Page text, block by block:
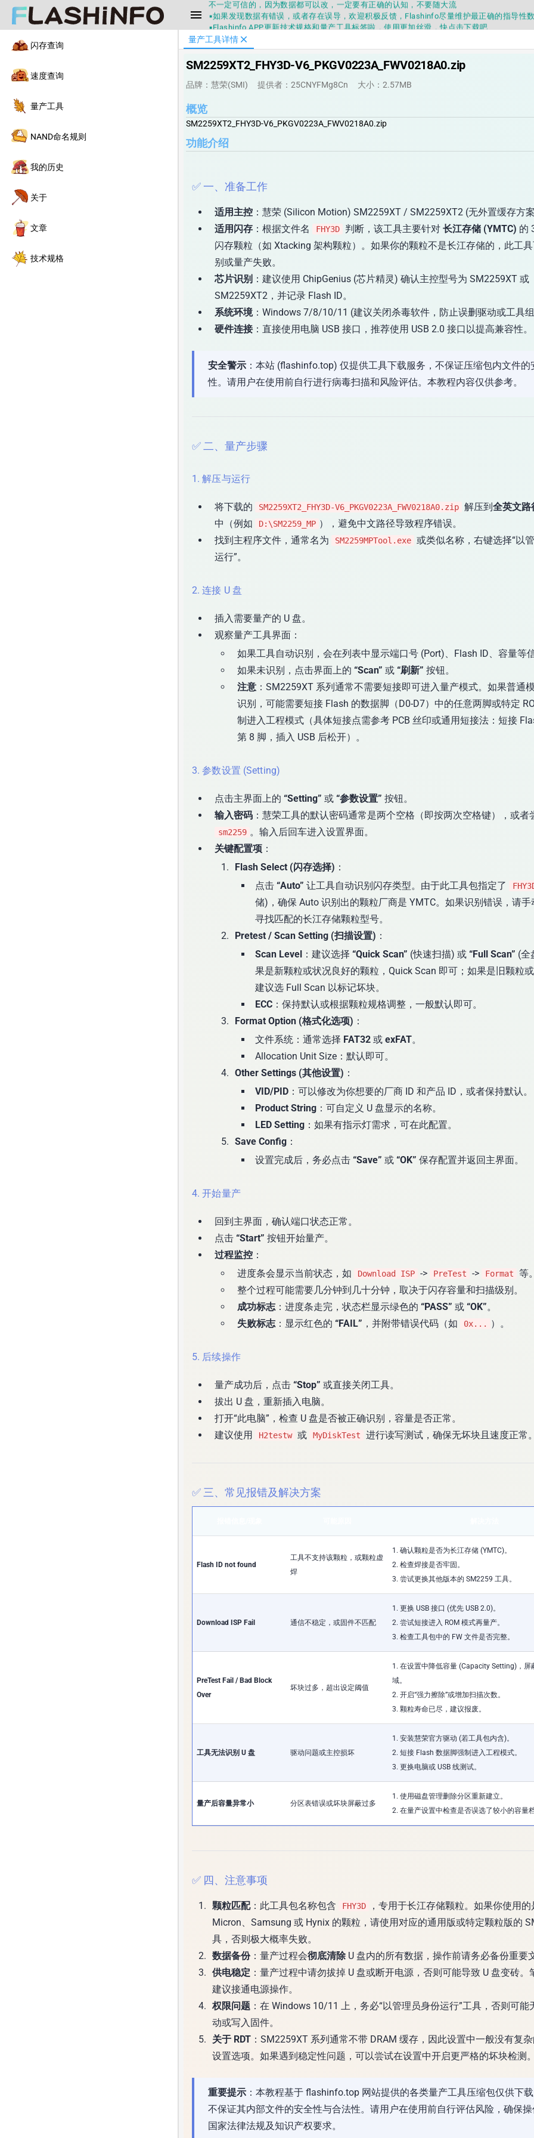
menu
▪如果发现数据有错误，或者存在误导，欢迎积极反馈，Flashinfo尽量维护最正确的指导性
▪Flashinfo APP更新技术规格和量产工具标签啦，使用更加丝滑，快点击下载吧
▪兄弟们没事不要乱下载量产工具，过分了下载服务会暂停一段时间才能恢复
▪Flashinfo提供的所有数据仅供参考，DIY本来就有不确定性，任何第三方工具提供的数据
▪如果发现数据有错误，或者存在误导，欢迎积极反馈，Flashinfo尽量维护最正确的指导性
闪存查询
速度查询
量产工具
NAND命名规则
我的历史
关于
文章
技术规格
SM2259XT2_FHY3D-V6_PKGV0223A_FWV0218A0.zip
品牌：慧荣(SMI) 提供者：25CNYFMg8Cn 大小：2.57MB
概览
SM2259XT2_FHY3D-V6_PKGV0223A_FWV0218A0.zip
功能介绍
✅ 一、准备工作
适用主控 ：慧荣 (Silicon Motion) SM2259XT / SM2259XT2 (无外置缓存方
适用闪存 ：根据文件名 FHY3D 判断，该工具主要针对长江存储 (YMTC) 的
闪存颗粒（如 Xtacking 架构颗粒）。如果你的颗粒不是长江存储的，此工
别或量产失败。
芯片识别 ：建议使用 ChipGenius (芯片精灵) 确认主控型号为 SM2259XT 或
SM2259XT2，并记录 Flash ID。
系统环境：Windows 7/8/10/11 (建议关闭杀毒软件，防止误删驱动或工具
硬件连接：直接使用电脑 USB 接口，推荐使用 USB 2.0 接口以提高兼容性。
安全警示 ：本站 (flashinfo.top) 仅提供工具下载服务，不保证压缩包内文件的
性。请用户在使用前自行进行病毒扫描和风险评估。本教程内容仅供参考。
✅ 二、量产步骤
1. 解压与运行
将下载的 SM2259XT2_FHY3D-V6_PKGV0223A_FWV0218A0.zip 解压到全英文路
中（例如
D:\SM2259_MP ），避免中文路径导致程序错误。
找到主程序文件，通常名为
SM2259MPTool.exe 或类似名称，右键选择“以
运行”。
2. 连接 U 盘
插入需要量产的 U 盘。
观察量产工具界面：
如果工具自动识别，会在列表中显示端口号 (Port)、Flash ID、容量等
如果未识别，点击界面上的 “Scan” 或 “刷新” 按钮。
注意 ：SM2259XT 系列通常不需要短接即可进入量产模式。如果普通
识别，可能需要短接 Flash 的数据脚（D0-D7）中的任意两脚或特定
制进入工程模式（具体短接点需参考 PCB 丝印或通用短接法：短接
第 8 脚，插入 USB 后松开）。
3. 参数设置 (Setting)
点击主界面上的 “Setting” 或 “参数设置” 按钮。
输入密码 ：慧荣工具的默认密码通常是两个空格（即按两次空格键），或者
sm2259 。输入后回车进入设置界面。
关键配置项 ：
Flash Select (闪存选择) ：
点击 “Auto” 让工具自动识别闪存类型。由于此工具包指定了
储)，确保 Auto 识别出的颗粒厂商是 YMTC。如果识别错误，请
寻找匹配的长江存储颗粒型号。
Pretest / Scan Setting (扫描设置) ：
Scan Level ：建议选择 “Quick Scan” (快速扫描) 或 “Full Scan” (全
果是新颗粒或状况良好的颗粒，Quick Scan 即可；如果是旧颗粒
建议选 Full Scan 以标记坏块。
ECC ：保持默认或根据颗粒规格调整，一般默认即可。
Format Option (格式化选项) ：
文件系统：通常选择 FAT32 或 exFAT。
Allocation Unit Size：默认即可。
Other Settings (其他设置) ：
VID/PID ：可以修改为你想要的厂商 ID 和产品 ID，或者保持默认。
Product String ：可自定义 U 盘显示的名称。
LED Setting ：如果有指示灯需求，可在此配置。
Save Config ：
设置完成后，务必点击 “Save” 或 “OK” 保存配置并返回主界面。
4. 开始量产
回到主界面，确认端口状态正常。
点击 “Start” 按钮开始量产。
过程监控 ：
进度条会显示当前状态，如
Download ISP -> PreTest -> Format
等
整个过程可能需要几分钟到几十分钟，取决于闪存容量和扫描级别。
成功标志：进度条走完，状态栏显示绿色的 “PASS” 或 “OK”。
失败标志：显示红色的 “FAIL” ，并附带错误代码（如 0x... ）。
5. 后续操作
量产成功后，点击 “Stop” 或直接关闭工具。
拔出 U 盘，重新插入电脑。
打开“此电脑”，检查 U 盘是否被正确识别，容量是否正常。
建议使用
H2testw 或 MyDiskTest 进行读写测试，确保无坏块且速度正常
✅ 三、常见报错及解决方案
Flash ID not found
工具不支持该颗粒，或颗粒虚
焊
1. 确认颗粒是否为长江存储 (YMTC)。
2. 检查焊接是否牢固。
3. 尝试更换其他版本的 SM2259 工具。
Download ISP Fail 通信不稳定，或固件不匹配
1. 更换 USB 接口 (优先 USB 2.0)。
2. 尝试短接进入 ROM 模式再量产。
3. 检查工具包中的 FW 文件是否完整。
PreTest Fail / Bad Block
Over
坏块过多，超出设定阈值
1. 在设置中降低容量 (Capacity Setting)，屏
域。
2. 开启“强力擦除”或增加扫描次数。
3. 颗粒寿命已尽，建议报废。
工具无法识别 U 盘 驱动问题或主控损坏
1. 安装慧荣官方驱动 (若工具包内含)。
2. 短接 Flash 数据脚强制进入工程模式。
3. 更换电脑或 USB 线测试。
量产后容量异常小 分区表错误或坏块屏蔽过多
1. 使用磁盘管理删除分区重新建立。
2. 在量产设置中检查是否误选了较小的容量
✅ 四、注意事项
颗粒匹配：此工具包名称包含 FHY3D
，专用于长江存储颗粒。如果你使用
Micron、Samsung 或 Hynix 的颗粒，请使用对应的通用版或特定颗粒版的
具，否则极大概率失败。
数据备份：量产过程会彻底清除U 盘内的所有数据，操作前请务必备份重要
供电稳定 ：量产过程中请勿拔掉 U 盘或断开电源，否则可能导致 U 盘变砖。
建议接通电源操作。
权限问题 ：在 Windows 10/11 上，务必“以管理员身份运行”工具，否则可能
动或写入固件。
关于 RDT ：SM2259XT 系列通常不带 DRAM 缓存，因此设置中一般没有复
设置选项。如果遇到稳定性问题，可以尝试在设置中开启更严格的坏块检测
重要提示 ：本教程基于 flashinfo.top 网站提供的各类量产工具压缩包仅供下
不保证其内部文件的安全性与合法性。请用户在使用前自行评估风险，确保
国家法律法规及知识产权要求。
量产工具详情 close